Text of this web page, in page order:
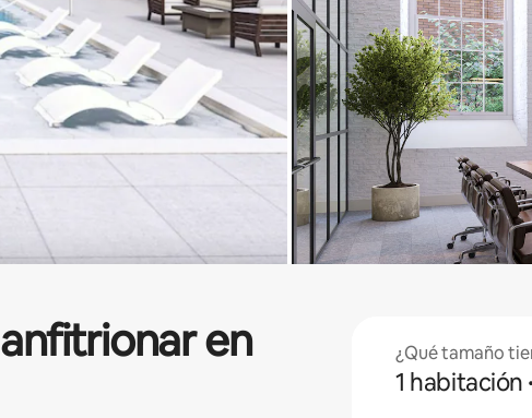
anfitrionar en
¿Qué tamaño
1 habitación